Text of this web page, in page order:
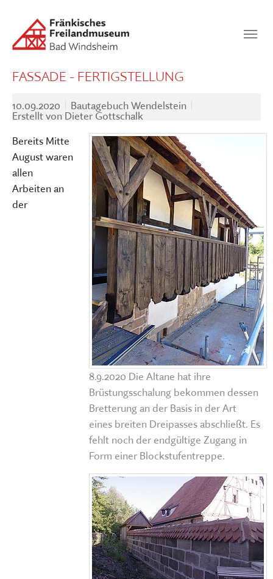
SUCHEN
FASSADE - FERTIGSTELLUNG
10.09.2020
Bautagebuch Wendelstein
Erstellt von Dieter Gottschalk
8.9.2020 Die Altane hat ihre
Brüstungsschalung bekommen dessen
Bretterung an der Basis in der Art
eines breiten Dreipasses abschließt. Es
fehlt noch der endgültige Zugang in
Form einer Blockstufentreppe.
Bereits Mitte
August waren
allen
Arbeiten an
der